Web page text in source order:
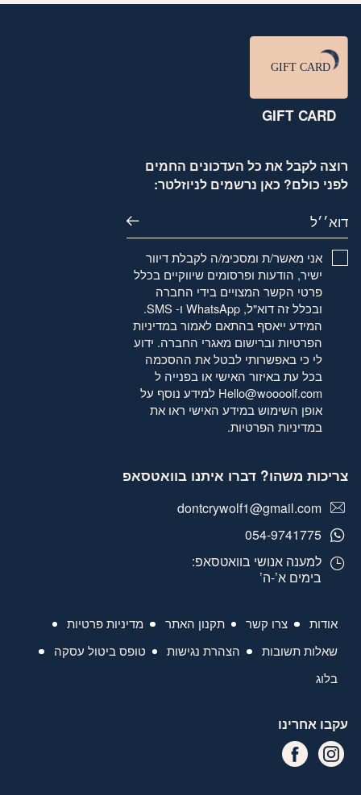
רוצה לקבל את כל העדכונים החמים
לפני כולם? כאן נרשמים לניוזלטר:
דוא׳׳ל
אני מאשר/ת ומסכימ/ה לקבלת דיוור
ישיר, הודעות ופרסומים שיווקיים בכלל
פרטי הקשר המצויים בידי החברה
ובכלל זה דוא"ל, WhatsApp ו- SMS.
המידע ייאסף בהתאם לאמורבמדיניות
הפרטיותוברישום מאגרי החברה. ידוע
לי כי באפשרותי לבטל את ההסכמה
בכל עת באיזור האישי או בפנייה ל
Hello@woooolf.com למידע נוסף על
אופן השימוש במידע האישי ראו את
במדיניות הפרטיות.
אודות צרו קשר תקנון האתר
מדיניות פרטיות
שאלות תשובות
הצהרת נגישות
טופס ביטול עסקה
בלוג
צריכות משהו? דברו איתנו בוואטסאפ
dontcrywolf1@gmail.com
054-9741775
למענה אנושי בוואטסאפ:
בימים א’-ה’
עקבו אחרינו
GIFT CARD